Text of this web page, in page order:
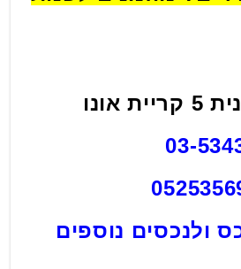
אונו
03-
ולנכסים נוספים